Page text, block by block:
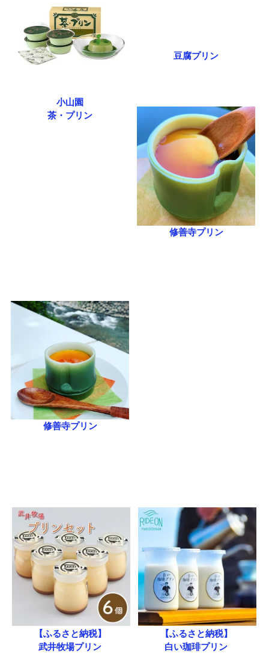
小山園
茶・プリン
豆腐プリン
修善寺プリン
修善寺プリン
【ふるさと納税】
武井牧場プリン
【ふるさと納税】
白い珈琲プリン